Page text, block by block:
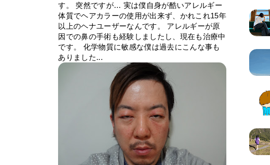
す。 突然ですが… 実は僕自身が酷いアレルギー
体質でヘアカラーの使用が出来ず、かれこれ15年
以上のヘナユーザーなんです。 アレルギーが原
因での鼻の手術も経験しましたし、現在も治療中
です。 化学物質に敏感な僕は過去にこんな事も
ありました...